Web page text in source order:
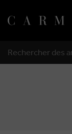
RECHERCHER